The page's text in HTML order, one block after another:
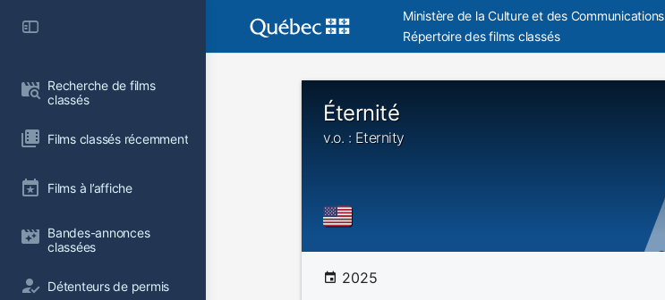
Recherche de films
classés
Films classés récemment
Films à l’affiche
Bandes-annonces
classées
Détenteurs de permis
Ministère de la Culture et des Communications
Répertoire des films classés
Éternité
v.o. : Eternity
2025